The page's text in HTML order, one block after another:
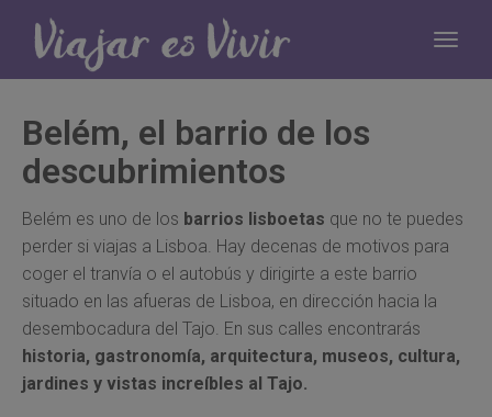
Belém, el barrio de los
descubrimientos
Belém es uno de los barrios lisboetas que no te puedes
perder si viajas a Lisboa. Hay decenas de motivos para
coger el tranvía o el autobús y dirigirte a este barrio
situado en las afueras de Lisboa, en dirección hacia la
desembocadura del Tajo. En sus calles encontrarás
historia, gastronomía, arquitectura, museos, cultura,
jardines y vistas increíbles al Tajo.